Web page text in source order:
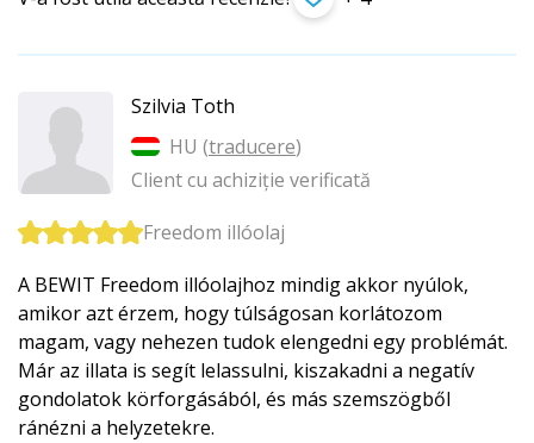
Szilvia Toth
HU (traducere)
Client cu achiziție verificată
Freedom illóolaj
A BEWIT Freedom illóolajhoz mindig akkor nyúlok,
amikor azt érzem, hogy túlságosan korlátozom
magam, vagy nehezen tudok elengedni egy problémát.
Már az illata is segít lelassulni, kiszakadni a negatív
gondolatok körforgásából, és más szemszögből
ránézni a helyzetekre.